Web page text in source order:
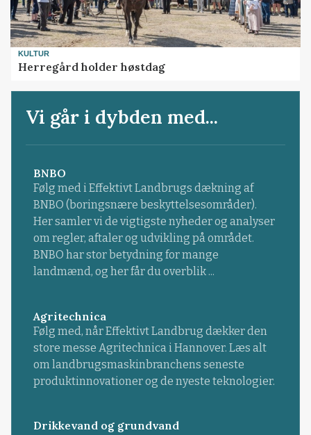
KULTUR
Herregård holder høstdag
Vi går i dybden med...
BNBO
Følg med i Effektivt Landbrugs dækning af
BNBO (boringsnære beskyttelsesområder).
Her samler vi de vigtigste nyheder og analyser
om regler, aftaler og udvikling på området.
BNBO har stor betydning for mange
landmænd, og her får du overblik ...
Agritechnica
Følg med, når Effektivt Landbrug dækker den
store messe Agritechnica i Hannover. Læs alt
om landbrugsmaskinbranchens seneste
produktinnovationer og de nyeste teknologier.
Drikkevand og grundvand